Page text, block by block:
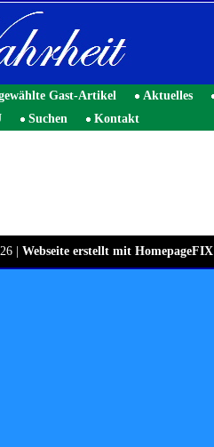
Gast-Artikel Aktuelles
Suchen Kontakt
| Webseite erstellt mit HomepageFIX